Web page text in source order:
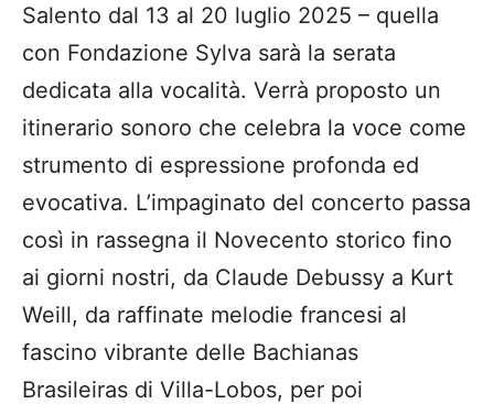
Salento dal 13 al 20 luglio 2025 – quella
con Fondazione Sylva sarà la serata
dedicata alla vocalità. Verrà proposto un
itinerario sonoro che celebra la voce come
strumento di espressione profonda ed
evocativa. L’impaginato del concerto passa
così in rassegna il Novecento storico fino
ai giorni nostri, da Claude Debussy a Kurt
Weill, da raffinate melodie francesi al
fascino vibrante delle Bachianas
Brasileiras di Villa-Lobos, per poi